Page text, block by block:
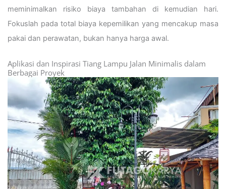
meminimalkan risiko biaya tambahan di kemudian hari.
Fokuslah pada total biaya kepemilikan yang mencakup masa
pakai dan perawatan, bukan hanya harga awal.
Aplikasi dan Inspirasi Tiang Lampu Jalan Minimalis dalam
Berbagai Proyek